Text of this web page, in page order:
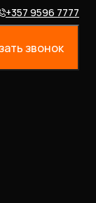
+357 9596 7777
звонок